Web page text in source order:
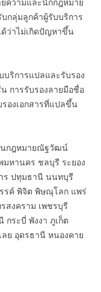
กลุ่มลูกค้าผู้รับบริการ
ด้ว่าไม่เกิดปัญหาขึ้น
ริการแปลและรับรอง
การรับรองลายมือชื่อ
รองเอกสารที่แปลขึ้น
นกฎหมายณัฐวัฒน์
มหานคร ชลบุรี ระยอง
ร ปทุมธานี นนทบุรี
รค์ พิจิต พิษณุโลก แพร่
สงคราม เพชรบุรี
ระบี่ พังงา ภูเก็ต
ย อุดรธานี หนองคาย